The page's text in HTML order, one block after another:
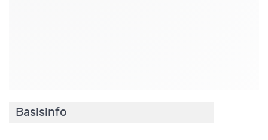
Basisinfo